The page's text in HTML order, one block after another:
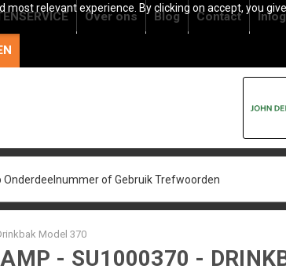
most relevant experience. By clicking on accept, you
Over ons Blog Contact
Model 370
- SU1000370 -